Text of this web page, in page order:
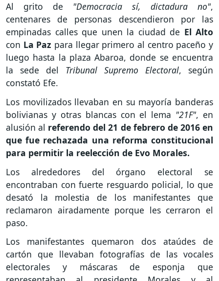
Al grito de "Democracia sí, dictadura no",
centenares de personas descendieron por las
empinadas calles que unen la ciudad de El Alto
con La Paz para llegar primero al centro paceño y
luego hasta la plaza Abaroa, donde se encuentra
la sede del Tribunal Supremo Electoral, según
constató Efe.
Los movilizados llevaban en su mayoría banderas
bolivianas y otras blancas con el lema "21F", en
alusión al referendo del 21 de febrero de 2016 en
que fue rechazada una reforma constitucional
para permitir la reelección de Evo Morales.
Los alrededores del órgano electoral se
encontraban con fuerte resguardo policial, lo que
desató la molestia de los manifestantes que
reclamaron airadamente porque les cerraron el
paso.
Los manifestantes quemaron dos ataúdes de
cartón que llevaban fotografías de las vocales
electorales y máscaras de esponja que